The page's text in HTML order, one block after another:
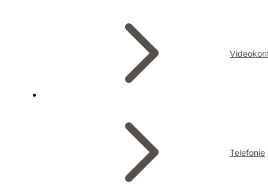
Telefonie